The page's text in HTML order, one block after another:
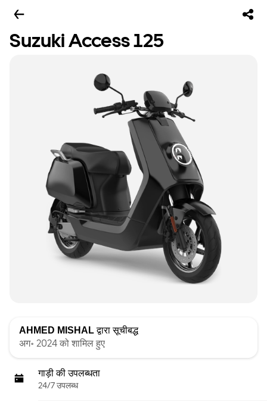
Suzuki Access 125
AHMED MISHALद्वारा सूचीबद्ध
अग॰ 2024 को शामिल हुए
गाड़ी की उपलब्धता
24/7 उपलब्ध